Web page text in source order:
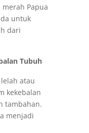
Papua
untuk
dari
Tubuh
atau
kekebalan
tambahan.
menjadi